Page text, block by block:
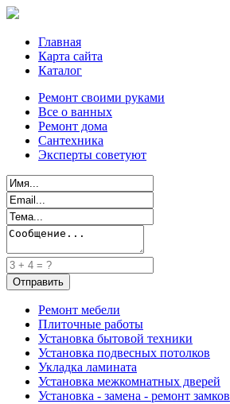
Главная
Карта сайта
Каталог
Ремонт своими руками
Все о ванных
Ремонт дома
Сантехника
Эксперты советуют
Ремонт мебели
Плиточные работы
Установка бытовой техники
Установка подвесных потолков
Укладка ламината
Установка межкомнатных дверей
Установка - замена - ремонт замков